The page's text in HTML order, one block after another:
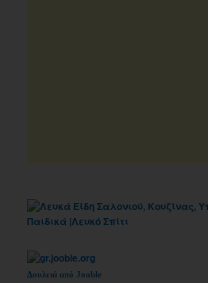
Δουλειά από Jooble